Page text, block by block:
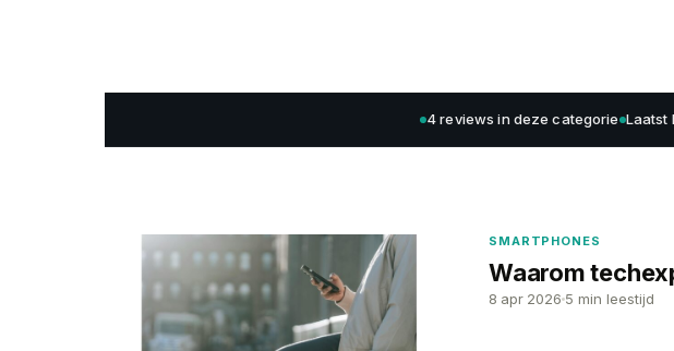
4 reviews in deze categorie Laatst
SMARTPHONES
Waarom
8 apr 2026 5 min leestijd